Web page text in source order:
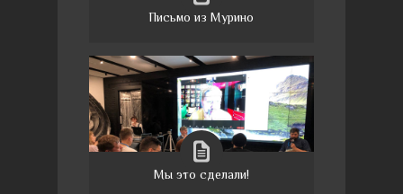
Письмо из Мурино
Мы это сделали!